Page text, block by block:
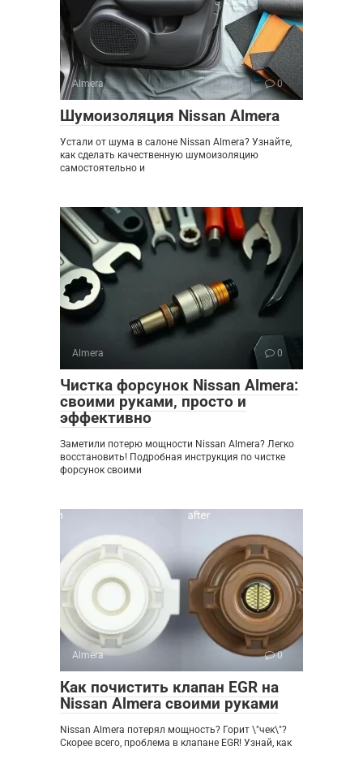
Almera 0
Шумоизоляция Nissan Almera
Устали от шума в салоне Nissan Almera? Узнайте,
как сделать качественную шумоизоляцию
самостоятельно и
Almera 0
Чистка форсунок Nissan Almera:
своими руками‚ просто и
эффективно
Заметили потерю мощности Nissan Almera? Легко
восстановить! Подробная инструкция по чистке
форсунок своими
Almera 0
Как почистить клапан EGR на
Nissan Almera своими руками
Nissan Almera потерял мощность? Горит \"чек\"?
Скорее всего, проблема в клапане EGR! Узнай, как